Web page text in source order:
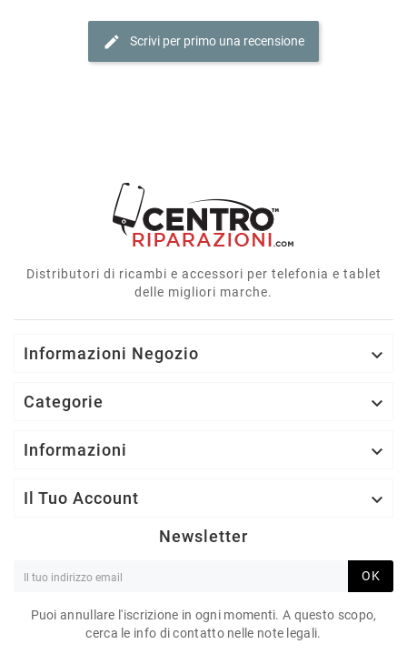
edit Scrivi per primo una recensione
Distributori di ricambi e accessori per telefonia e tablet
delle migliori marche.
Informazioni Negozio 
Categorie 
Informazioni 
Il Tuo Account 
Newsletter
OK
Puoi annullare l'iscrizione in ogni momenti. A questo scopo,
cerca le info di contatto nelle note legali.